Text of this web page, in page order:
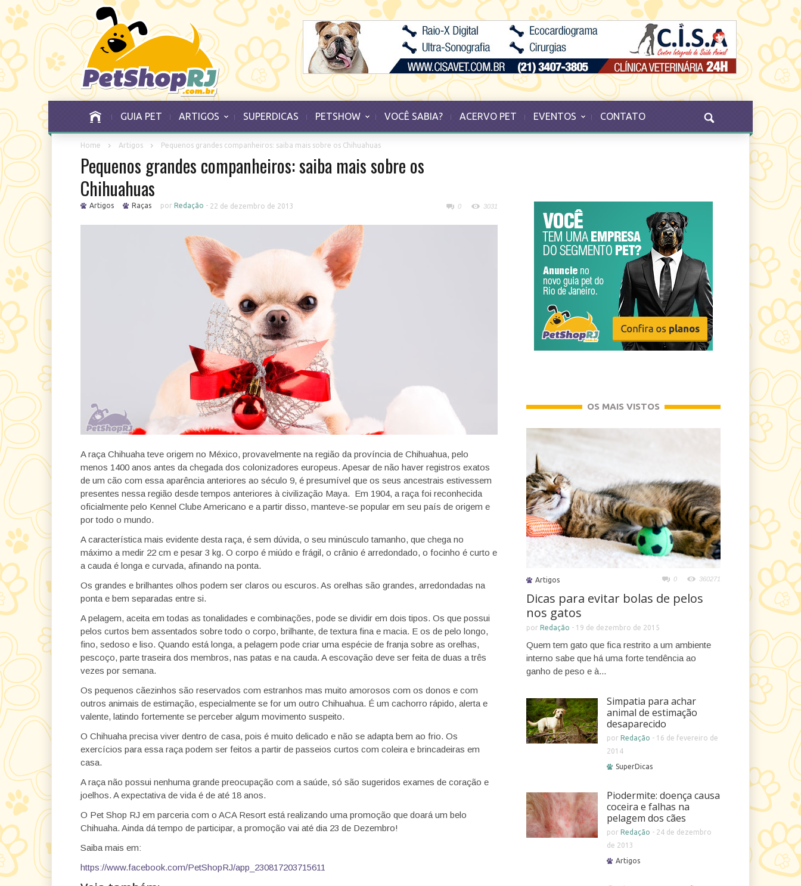
GUIA PET ARTIGOS SUPERDICAS PETSHOW VOCÊ SABIA? ACERVO PET EVENTOS CONTATO
Home Artigos Pequenos grandes companheiros: saiba mais sobre os Chihuahuas
Pequenos grandes companheiros: saiba mais sobre os
Chihuahuas
Artigos Raças por Redação - 22 de dezembro de 2013 0 3031
A raça Chihuaha teve origem no México, provavelmente na região da província de Chihuahua, pelo
menos 1400 anos antes da chegada dos colonizadores europeus. Apesar de não haver registros exatos
de um cão com essa aparência anteriores ao século 9, é presumível que os seus ancestrais estivessem
presentes nessa região desde tempos anteriores à civilização Maya. Em 1904, a raça foi reconhecida
oficialmente pelo Kennel Clube Americano e a partir disso, manteve-se popular em seu país de origem e
por todo o mundo.
A característica mais evidente desta raça, é sem dúvida, o seu minúsculo tamanho, que chega no
máximo a medir 22 cm e pesar 3 kg. O corpo é miúdo e frágil, o crânio é arredondado, o focinho é curto e
a cauda é longa e curvada, afinando na ponta.
Os grandes e brilhantes olhos podem ser claros ou escuros. As orelhas são grandes, arredondadas na
ponta e bem separadas entre si.
A pelagem, aceita em todas as tonalidades e combinações, pode se dividir em dois tipos. Os que possui
pelos curtos bem assentados sobre todo o corpo, brilhante, de textura fina e macia. E os de pelo longo,
fino, sedoso e liso. Quando está longa, a pelagem pode criar uma espécie de franja sobre as orelhas,
pescoço, parte traseira dos membros, nas patas e na cauda. A escovação deve ser feita de duas a três
vezes por semana.
Os pequenos cãezinhos são reservados com estranhos mas muito amorosos com os donos e com
outros animais de estimação, especialmente se for um outro Chihuahua. É um cachorro rápido, alerta e
valente, latindo fortemente se perceber algum movimento suspeito.
O Chihuaha precisa viver dentro de casa, pois é muito delicado e não se adapta bem ao frio. Os
exercícios para essa raça podem ser feitos a partir de passeios curtos com coleira e brincadeiras em
casa.
A raça não possui nenhuma grande preocupação com a saúde, só são sugeridos exames de coração e
joelhos. A expectativa de vida é de até 18 anos.
O Pet Shop RJ em parceria com o ACA Resort está realizando uma promoção que doará um belo
Chihuaha. Ainda dá tempo de participar, a promoção vai até dia 23 de Dezembro!
Saiba mais em:
https://www.facebook.com/PetShopRJ/app_230817203715611
OS MAIS VISTOS
Artigos 0 360271
Dicas para evitar bolas de pelos
nos gatos
porRedação - 19 de dezembro de 2015
Quem tem gato que fica restrito a um ambiente
interno sabe que há uma forte tendência ao
ganho de peso e à...
Simpatia para achar
animal de estimação
desaparecido
porRedação - 16 de fevereiro de
2014
SuperDicas
Piodermite: doença causa
coceira e falhas na
pelagem dos cães
porRedação - 24 de dezembro
de 2013
Artigos